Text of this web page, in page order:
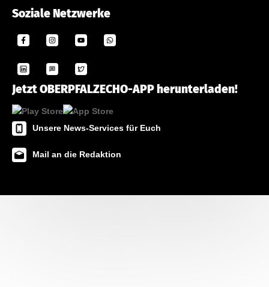
Soziale Netzwerke
Jetzt OBERPFALZECHO-APP herunterladen!
Unsere News-Services für Euch
Mail an die Redaktion